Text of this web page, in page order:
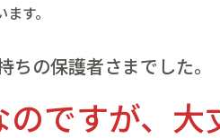
す。
の保護者さまでした。
ですが、大